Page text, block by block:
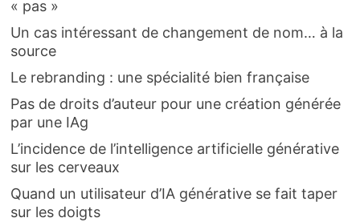
« pas »
Un cas intéressant de changement de nom… à la
source
Le rebranding : une spécialité bien française
Pas de droits d’auteur pour une création générée
par une IAg
L’incidence de l’intelligence artificielle générative
sur les cerveaux
Quand un utilisateur d’IA générative se fait taper
sur les doigts